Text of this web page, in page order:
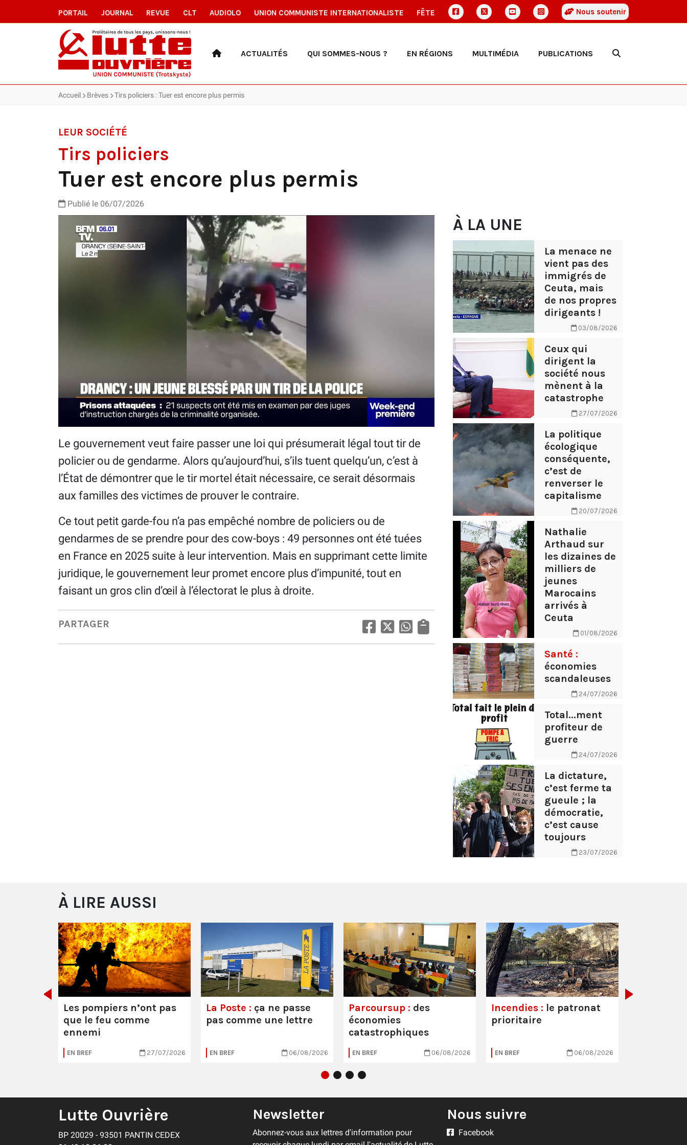
PORTAIL JOURNAL REVUE CLT AUDIOLO UNION COMMUNISTE INTERNATIONALISTE FÊTE Nous soutenir
ACTUALITÉS QUI SOMMES-NOUS ? EN RÉGIONS MULTIMÉDIA PUBLICATIONS
Accueil Brèves Tirs policiers : Tuer est encore plus permis
LEUR SOCIÉTÉ
Tirs policiers
Tuer est encore plus permis
Publié le 06/07/2026
Le gouvernement veut faire passer une loi qui présumerait légal tout tir de
policier ou de gendarme. Alors qu’aujourd’hui, s’ils tuent quelqu’un, c’est à
l’État de démontrer que le tir mortel était nécessaire, ce serait désormais
aux familles des victimes de prouver le contraire.
Ce tout petit garde-fou n’a pas empêché nombre de policiers ou de
gendarmes de se prendre pour des cow-boys : 49 personnes ont été tuées
en France en 2025 suite à leur intervention. Mais en supprimant cette limite
juridique, le gouvernement leur promet encore plus d’impunité, tout en
faisant un gros clin d’œil à l’électorat le plus à droite.
PARTAGER
À LA UNE
La menace ne
vient pas des
immigrés de
Ceuta, mais
de nos propres
dirigeants !
03/08/2026
Ceux qui
dirigent la
société nous
mènent à la
catastrophe
27/07/2026
La politique
écologique
conséquente,
c’est de
renverser le
capitalisme
20/07/2026
Nathalie
Arthaud sur
les dizaines de
milliers de
jeunes
Marocains
arrivés à
Ceuta
01/08/2026
Santé :
économies
scandaleuses
24/07/2026
Total...ment
profiteur de
guerre
24/07/2026
La dictature,
c’est ferme ta
gueule ; la
démocratie,
c’est cause
toujours
23/07/2026
À LIRE AUSSI
Les pompiers n’ont pas
que le feu comme
ennemi
EN BREF 27/07/2026
La Poste : ça ne passe
pas comme une lettre
EN BREF 06/08/2026
Parcoursup : des
économies
catastrophiques
EN BREF 06/08/2026
Incendies : le patronat
prioritaire
EN BREF 06/08/2026
Lutte Ouvrière
BP 20029 - 93501 PANTIN CEDEX
Newsletter
Abonnez-vous aux lettres d'information pour
Nous suivre
Facebook